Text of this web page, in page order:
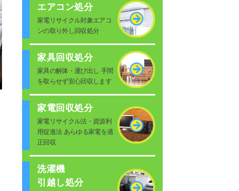
エアコン処分
家電リサイクル対象エアコ
ンの取り外し回収処分
家具回収処分
家具の解体・運び出し 手間
を取らせず安心回収します
家電回収処分
家電リサイクル法・資源利
用促進法 あらゆる家電を適
正回収
洗濯機
引越し処分